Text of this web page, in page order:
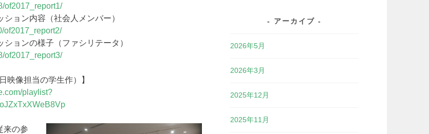
of2017_report1/
ョン内容（社会人メンバー）
of2017_report2/
ョンの様子（ファシリテータ）
of2017_report3/
映像担当の学生作）】
playlist?
来の参
アーカイブ
2026年5月
2026年3月
2025年12月
2025年11月